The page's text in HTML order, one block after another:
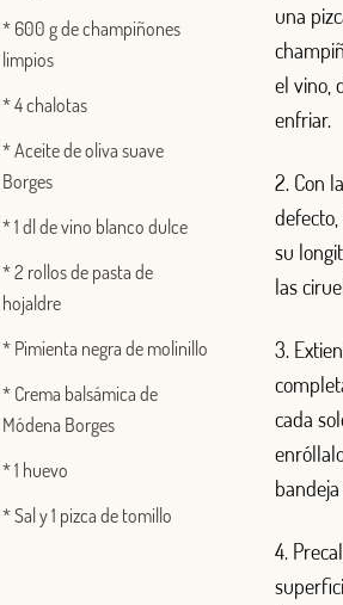
* 600 g de champiñones
limpios
* 4 chalotas
* Aceite de oliva suave
Borges
* 1 dl de vino blanco dulce
* 2 rollos de pasta de
hojaldre
* Pimienta negra de molinillo
* Crema balsámica de
Módena Borges
* 1 huevo
* Sal y 1 pizca de tomillo
una
el vino,
enfriar.
2. Con
su
las
3.
cada
4.